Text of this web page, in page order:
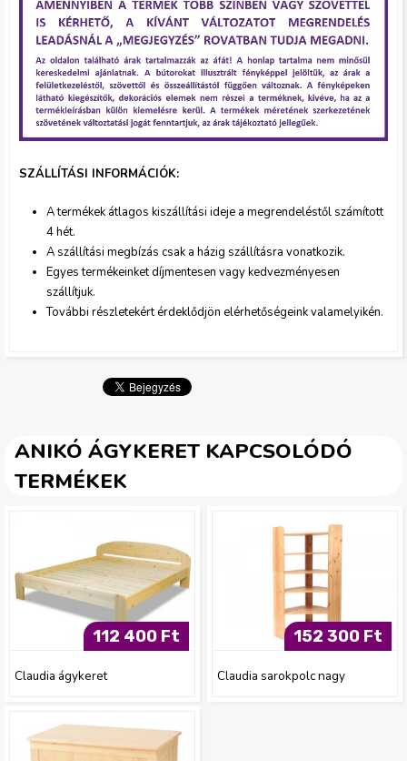
g
y
k
m
a
t
SZÁLLÍTÁSI INFORMÁCIÓK:
A termékek átlagos kiszállítási ideje a megrendeléstől számított
4 hét.
A szállítási megbízás csak a házig szállításra vonatkozik.
Egyes termékeinket díjmentesen vagy kedvezményesen
szállítjuk.
További részletekért érdeklődjön elérhetőségeink valamelyikén.
ANIKÓ ÁGYKERET KAPCSOLÓDÓ
TERMÉKEK
112 400 Ft
Claudia ágykeret
152 300 Ft
Claudia sarokpolc nagy